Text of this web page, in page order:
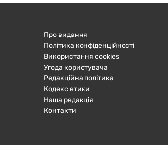
Про видання
Політика конфіденційності
Використання cookies
Угода користувача
Редакційна політика
Кодекс етики
Наша редакція
Контакти